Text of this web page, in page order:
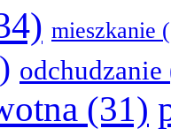
mieszkanie
odchudzanie
(31)